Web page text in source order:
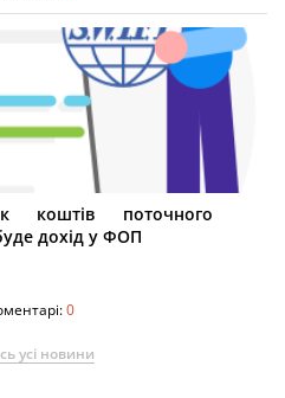
коштів поточного
дохід у ФОП
0
усі новини